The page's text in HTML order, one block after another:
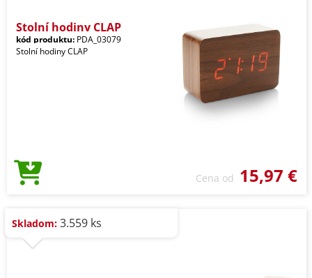
Stolní hodiny CLAP
kód produktu: PDA_03079
Stolní hodiny CLAP
Cena od 15,97 €
Skladom: 3.559 ks